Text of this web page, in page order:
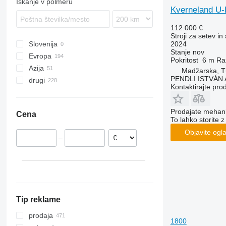
Slovenija
Evropa
Nemčija
Avstrija
Finska
Azija
Uzbekistan
drugi
Cena
–
Tip reklame
prodaja
Kverneland
112.000 €
Stroji za setev in
2024
Stanjenov
Pokritost 6 m
Madžarska,
PENDLI ISTVÁN
Kontaktirajte
Prodajate
To lahko storite
Objavite
1800